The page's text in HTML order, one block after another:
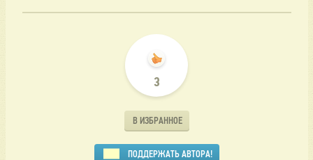
3
В ИЗБРАННОЕ
ПОДДЕРЖАТЬ АВТОРА!